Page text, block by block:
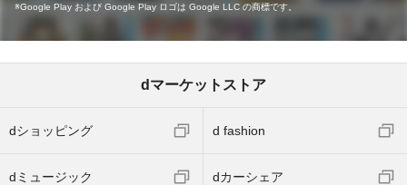
Google Play および Google Play ロゴは Google LLC の商標です。
dマーケットストア
dショッピング d fashion
dミュージック dカーシェア